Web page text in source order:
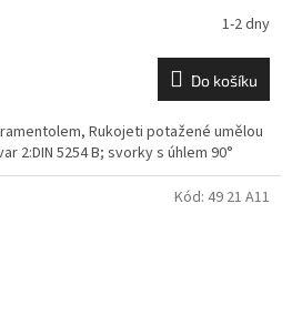
1-2 dny
Do košíku
Rukojeti potažené umělou
2:DIN 5254 B; svorky s úhlem 90°
Kód: 49 21 A11